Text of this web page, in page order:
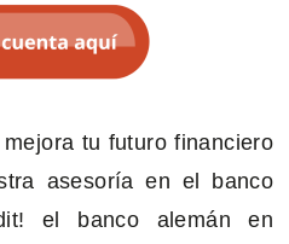
tu futuro financiero
asesoría en el banco
el banco alemán en